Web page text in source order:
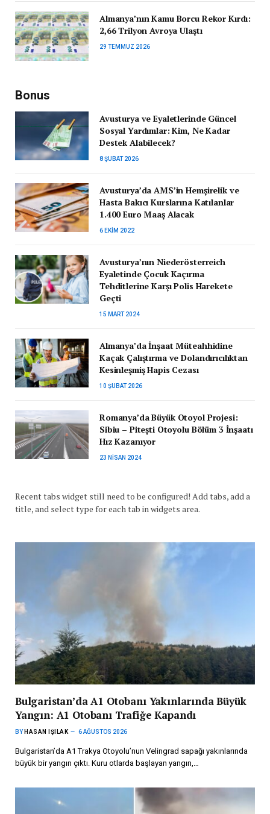
Almanya’nın Kamu Borcu Rekor Kırdı:
2,66 Trilyon Avroya Ulaştı
29 TEMMUZ 2026
Bonus
Avusturya ve Eyaletlerinde Güncel
Sosyal Yardımlar: Kim, Ne Kadar
Destek Alabilecek?
8 ŞUBAT 2026
Avusturya’da AMS’in Hemşirelik ve
Hasta Bakıcı Kurslarına Katılanlar
1.400 Euro Maaş Alacak
6 EKIM 2022
Avusturya’nın Niederösterreich
Eyaletinde Çocuk Kaçırma
Tehditlerine Karşı Polis Harekete
Geçti
15 MART 2024
Almanya’da İnşaat Müteahhidine
Kaçak Çalıştırma ve Dolandırıcılıktan
Kesinleşmiş Hapis Cezası
10 ŞUBAT 2026
Romanya’da Büyük Otoyol Projesi:
Sibiu – Pitești Otoyolu Bölüm 3 İnşaatı
Hız Kazanıyor
23 NISAN 2024
Recent tabs widget still need to be configured! Add tabs, add a
title, and select type for each tab in widgets area.
Bulgaristan’da A1 Otobanı Yakınlarında Büyük
Yangın: A1 Otobanı Trafiğe Kapandı
BY HASAN IŞILAK 6 AĞUSTOS 2026
Bulgaristan’da A1 Trakya Otoyolu’nun Velingrad sapağı yakınlarında
büyük bir yangın çıktı. Kuru otlarda başlayan yangın,…